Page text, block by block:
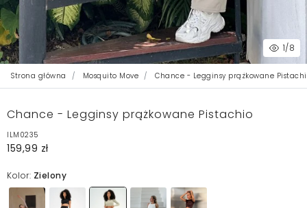
1/8
Strona główna Mosquito Move Chance - Legginsy prążkowane
Chance - Legginsy prążkowane Pistachio
ILM0235
159,99 zł
Kolor: Zielony